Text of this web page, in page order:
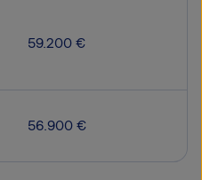
59.200 €
56.900 €